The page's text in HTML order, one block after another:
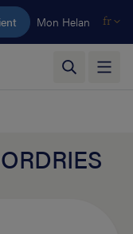
Mon Helan fr